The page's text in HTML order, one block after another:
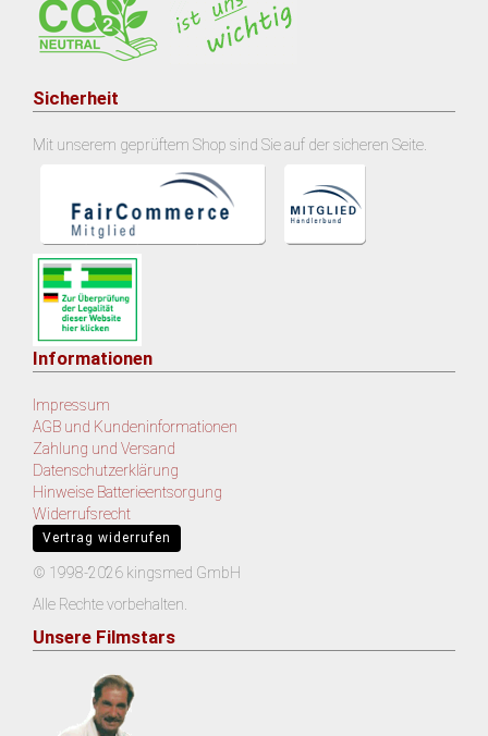
Sicherheit
Mit unserem geprüftem Shop sind Sie auf der sicheren Seite.
Informationen
Impressum
AGB und Kundeninformationen
Zahlung und Versand
Datenschutzerklärung
Hinweise Batterieentsorgung
Widerrufsrecht
Vertrag widerrufen
© 1998-2026 kingsmed GmbH
Alle Rechte vorbehalten.
Unsere Filmstars